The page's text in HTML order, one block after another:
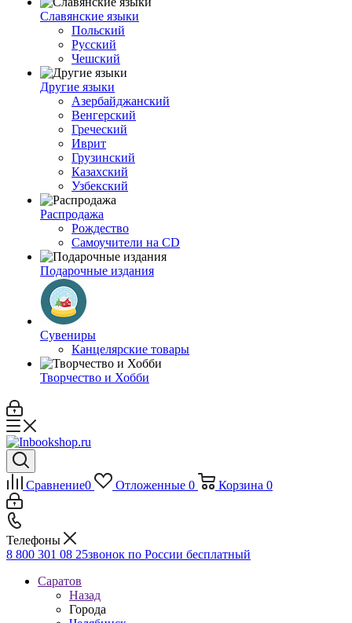
Славянские языки
Польский
Русский
Чешский
Другие языки
Азербайджанский
Венгерский
Греческий
Иврит
Грузинский
Казахский
Узбекский
Распродажа
Рождество
Самоучители на CD
Подарочные издания
Сувениры
Канцелярские товары
Творчество и Хобби
Сравнение0 Отложенные 0 Корзина 0
Телефоны
8 800 301 08 25звонок по России бесплатный
Саратов
Назад
Города